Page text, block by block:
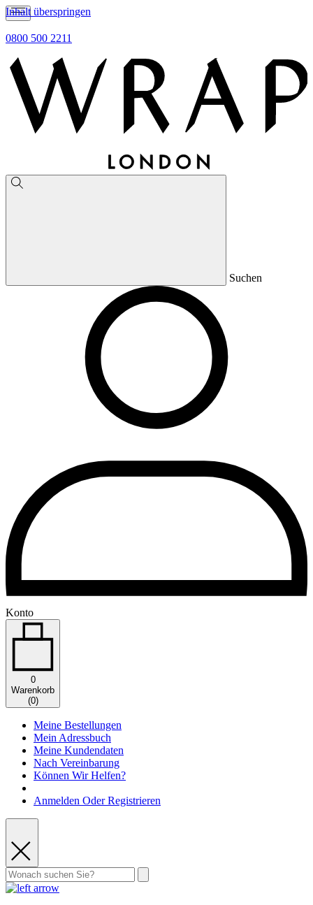
Inhalt überspringen
0800 500 2211
Suchen
Konto
0
Warenkorb
(0)
Meine Bestellungen
Mein Adressbuch
Meine Kundendaten
Nach Vereinbarung
Können Wir Helfen?
Anmelden Oder Registrieren